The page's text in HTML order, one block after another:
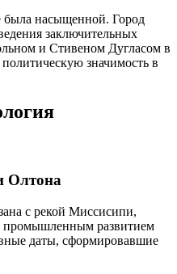
была насыщенной. Город
заключительных
и Стивеном Дугласом в
значимость в
Олтона
с рекой Миссисипи,
промышленным развитием
даты, сформировавшие